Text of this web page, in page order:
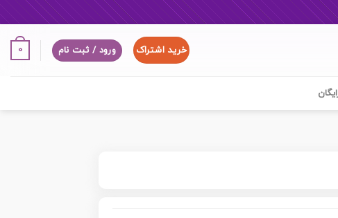
خرید اشتراک ورود / ثبت نام 0